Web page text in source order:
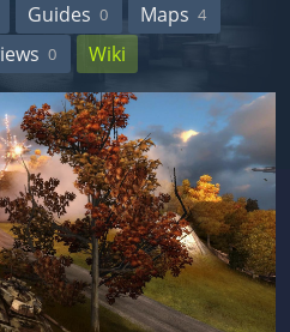
Guides 0 Maps 4
0 Wiki